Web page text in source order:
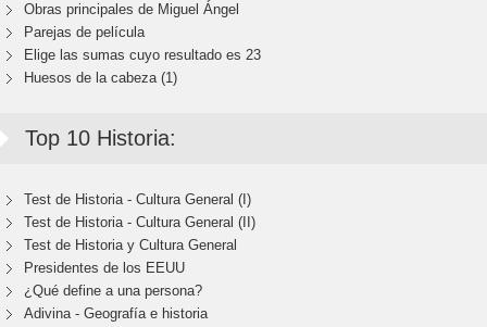
Obras principales de Miguel Ángel
Parejas de película
Elige las sumas cuyo resultado es 23
Huesos de la cabeza (1)
Top 10 Historia:
Test de Historia - Cultura General (I)
Test de Historia - Cultura General (II)
Test de Historia y Cultura General
Presidentes de los EEUU
¿Qué define a una persona?
Adivina - Geografía e historia